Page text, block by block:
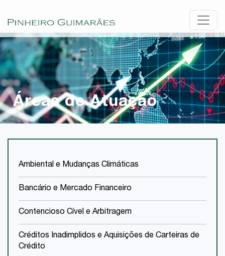
Áreas de Atuação
Ambiental e Mudanças Climáticas
Bancário e Mercado Financeiro
Contencioso Cível e Arbitragem
Créditos Inadimplidos e Aquisições de Carteiras de
Crédito